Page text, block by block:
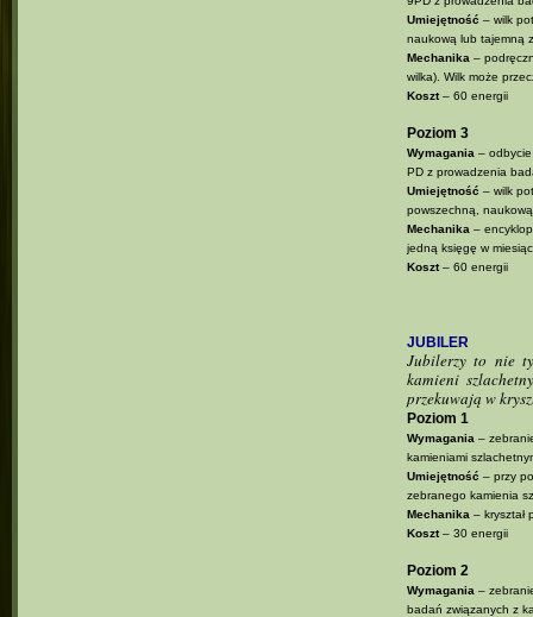
Umiejętność – wilk
naukową lub tajemną
Mechanika –
wilka). Wilk może
Koszt– 60 energii
Poziom 3
Wymagania –
PD z prowadzenia
Umiejętność – wilk
powszechną,
Mechanika –
jedną księgę w
Koszt– 60 energii
JUBILER
Jubilerzy to nie
kamieni
przekuwają w
Poziom 1
Wymagania –
kamieniami
Umiejętność – przy
zebranego kamienia
Mechanika – kryształ
Koszt– 30 energii
Poziom 2
Wymagania –
badań związanych z